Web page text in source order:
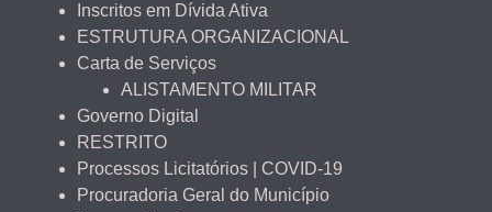
Inscritos em Dívida Ativa
ESTRUTURA ORGANIZACIONAL
Carta de Serviços
ALISTAMENTO MILITAR
Governo Digital
RESTRITO
Processos Licitatórios | COVID-19
Procuradoria Geral do Município